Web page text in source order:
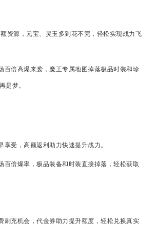
资源，元宝、灵玉多到花不完，轻松实现战力飞
百倍高爆来袭，魔王专属地图掉落极品时装和珍
是梦。
享受，高额返利助力快速提升战力。
百倍爆率，极品装备和时装直接掉落，轻松获取
刷充机会，代金券助力提升额度，轻松兑换真实